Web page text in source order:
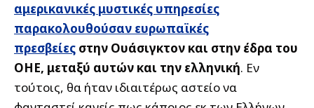
αμερικανικές μυστικές υπηρεσίες
παρακολουθούσαν ευρωπαϊκές
πρεσβείες στην Ουάσιγκτον και στην έδρα του
ΟΗΕ, μεταξύ αυτών και την ελληνική. Εν
τούτοις, θα ήταν ιδιαιτέρως αστείο να